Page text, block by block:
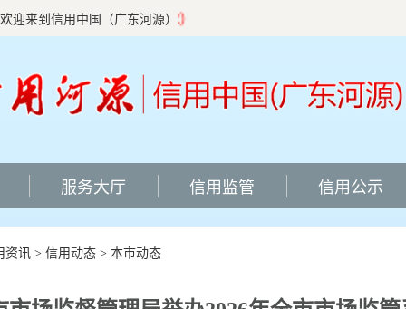
欢迎来到信用中国（广东河源）
服务大厅 信用监管 信用公示